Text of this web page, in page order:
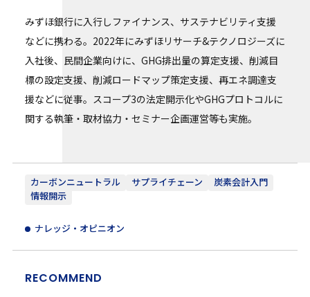
カーボンニュートラル サプライチェーン
炭素会計入門
情報開示
ナレッジ・オピニオン
RECOMMEND
みずほ銀行に入行しファイナンス、サステナビリティ支援
などに携わる。2022年にみずほリサーチ&テクノロジーズに
入社後、民間企業向けに、GHG排出量の算定支援、削減目
標の設定支援、削減ロードマップ策定支援、再エネ調達支
援などに従事。スコープ3の法定開示化やGHGプロトコルに
関する執筆・取材協力・セミナー企画運営等も実施。